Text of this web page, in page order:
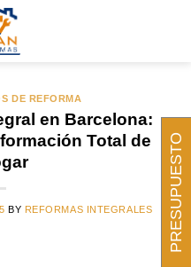
DE REFORMA
en Barcelona:
Total de
BY REFORMAS INTEGRALES PRESUPUESTO